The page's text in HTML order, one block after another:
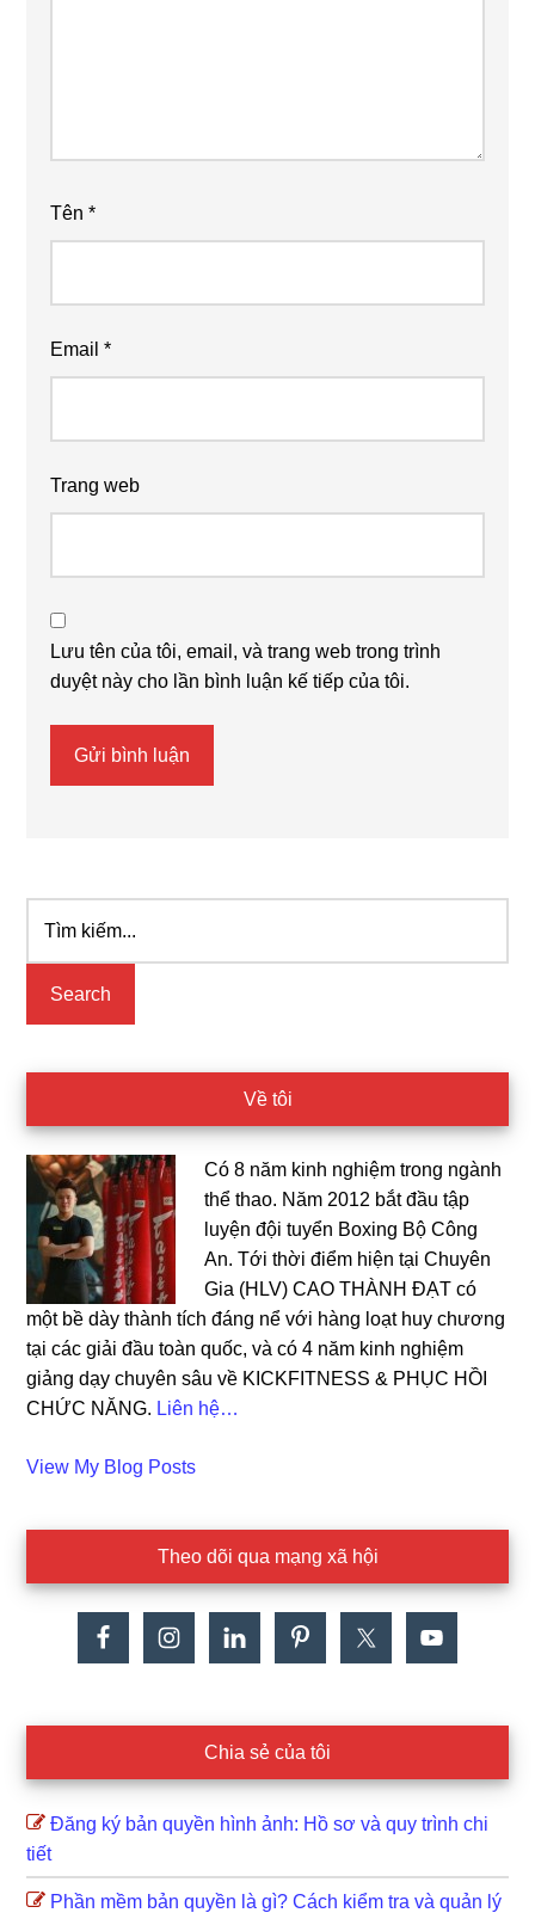
Tên*
Email*
Trang web
Lưu tên của tôi, email, và trang web trong trình
duyệt này cho lần bình luận kế tiếp của tôi.
Primary
Sidebar
kiếm...
Về tôi
Có 8 năm kinh nghiệm trong ngành
thể thao. Năm 2012 bắt đầu tập
luyện đội tuyển Boxing Bộ Công
An. Tới thời điểm hiện tại Chuyên
Gia (HLV) CAO THÀNH ĐẠT có
một bề dày thành tích đáng nể với hàng loạt huy chương
tại các giải đầu toàn quốc, và có 4 năm kinh nghiệm
giảng dạy chuyên sâu về KICKFITNESS & PHỤC HỒI
CHỨC NĂNG. Liên hệ…
Cao
View My Blog Posts
Theo dõi qua mạng xã hội
Chia sẻ của tôi
Đăng ký bản quyền hình ảnh: Hồ sơ và quy trình chi
tiết
Phần mềm bản quyền là gì? Cách kiểm tra và quản lý